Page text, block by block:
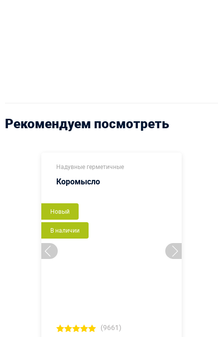
Рекомендуем посмотреть
Надувные герметичные
Коромысло
Новый
В наличии
(9661)